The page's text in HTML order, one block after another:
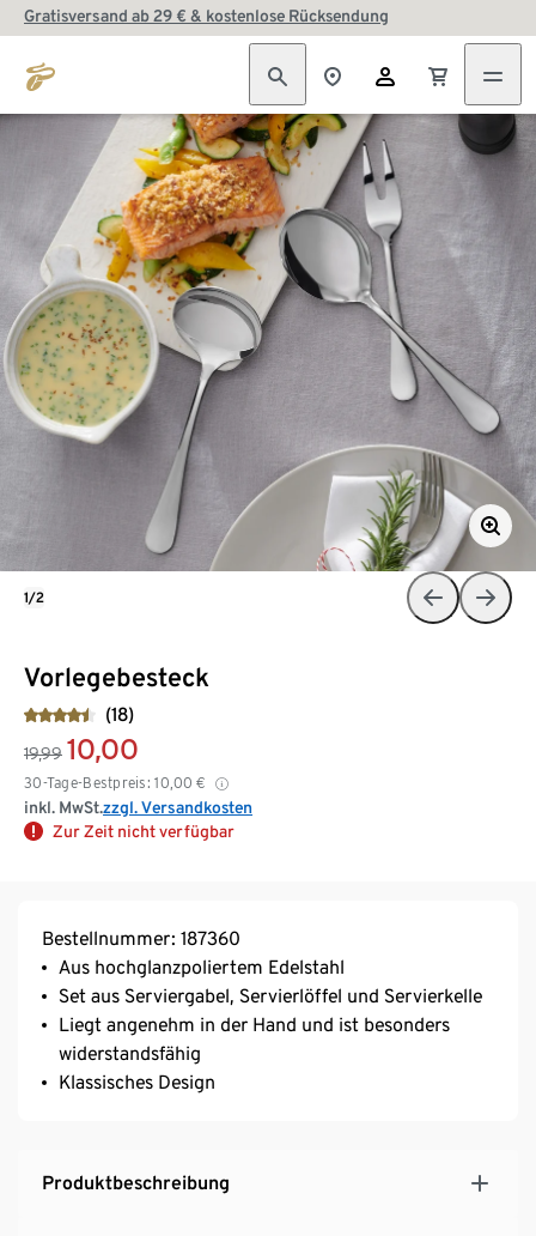
Gratisversand ab 29 € & kostenlose Rücksendung
Vorlegebesteck
(18)
19,99 10,00
30-Tage-Bestpreis: 10,00 €
inkl. MwSt.zzgl. Versandkosten
Zur Zeit nicht verfügbar
1/2
Bestellnummer: 187360
Aus hochglanzpoliertem Edelstahl
Set aus Serviergabel, Servierlöffel und Servierkelle
Liegt angenehm in der Hand und ist besonders
widerstandsfähig
Klassisches Design
Produktbeschreibung